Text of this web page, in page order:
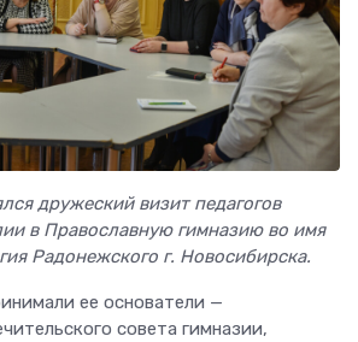
дружеский визит педагогов
в Православную гимназию во имя
Радонежского г. Новосибирска.
ее основатели —
совета гимназии,